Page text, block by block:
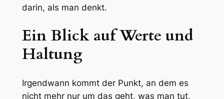
darin, als man denkt.
Ein Blick auf Werte und
Haltung
Irgendwann kommt der Punkt, an dem es
nicht mehr nur um das geht, was man tut,